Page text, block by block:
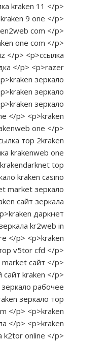
ссылка kraken 11 </p>
kraken 9 one </p>
kraken2web com </p>
kraken one com </p>
kma biz </p> <p>ссылка
</p> <p>razer
</p> <p>kraken зеркало
p> <p>kraken зеркало
p> <p>kraken зеркало
one </p> <p>kraken
krakenweb one </p>
ссылка тор 2kraken
ссылка krakenweb one
тор krakendarknet top
зеркало kraken casino
darknet market зеркало
сайт зеркала
p> <p>kraken даркнет
зеркала kr2web in
store </p> <p>kraken
тор v5tor cfd </p>
market сайт </p>
сайт kraken </p>
зеркало рабочее
<p>kraken зеркало тор
com </p> <p>kraken
зеркала </p> <p>kraken
k2tor online </p>